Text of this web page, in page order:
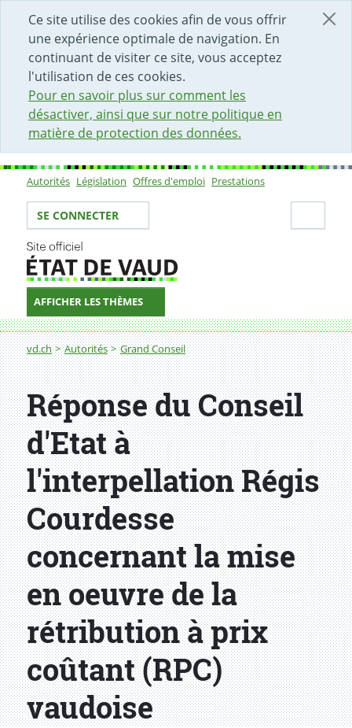
Ce site utilise des cookies afin de vous offrir
une expérience optimale de navigation. En
continuant de visiter ce site, vous acceptez
l'utilisation de ces cookies.
Pour en savoir plus sur comment les
désactiver, ainsi que sur notre politique en
matière de protection des données.
DÉBUT DU CONTENU DE LA PAGE
ACCÈS AU CHAMP DE RECHERCHE
PAGE D'ACCUEIL
FORMULAIRE DE CONTACT
Sous-navigation
Autorités Législation Offres d'emploi Prestations
Votre identité
SE CONNECTER
AFFICHER LES THÈMES
Fil d'Ariane
vd.ch Autorités Grand Conseil
Réponse du Conseil
d'Etat à
l'interpellation Régis
Courdesse
concernant la mise
en oeuvre de la
rétribution à prix
coûtant (RPC)
vaudoise